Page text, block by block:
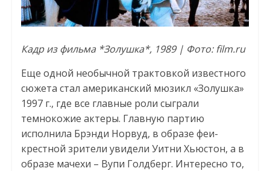
Кадр из фильма *Золушка*, 1989 | Фото: film.ru
Еще одной необычной трактовкой известного
сюжета стал американский мюзикл «Золушка»
1997 г., где все главные роли сыграли
темнокожие актеры. Главную партию
исполнила Брэнди Норвуд, в образе феи-
крестной зрители увидели Уитни Хьюстон, а в
образе мачехи – Вупи Голдберг. Интересно то,